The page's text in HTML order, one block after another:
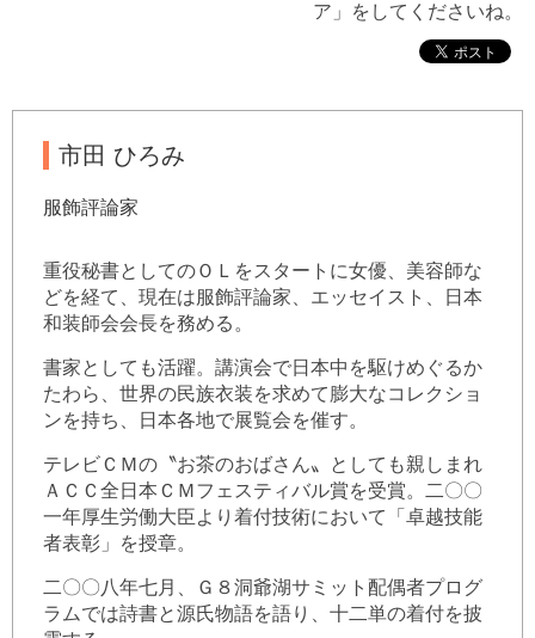
ア」をしてくださいね。
市田 ひろみ
服飾評論家
重役秘書としてのＯＬをスタートに女優、美容師な
どを経て、現在は服飾評論家、エッセイスト、日本
和装師会会長を務める。
書家としても活躍。講演会で日本中を駆けめぐるか
たわら、世界の民族衣装を求めて膨大なコレクショ
ンを持ち、日本各地で展覧会を催す。
テレビＣＭの〝お茶のおばさん〟としても親しまれ
ＡＣＣ全日本ＣＭフェスティバル賞を受賞。二〇〇
一年厚生労働大臣より着付技術において「卓越技能
者表彰」を授章。
二〇〇八年七月、Ｇ８洞爺湖サミット配偶者プログ
ラムでは詩書と源氏物語を語り、十二単の着付を披